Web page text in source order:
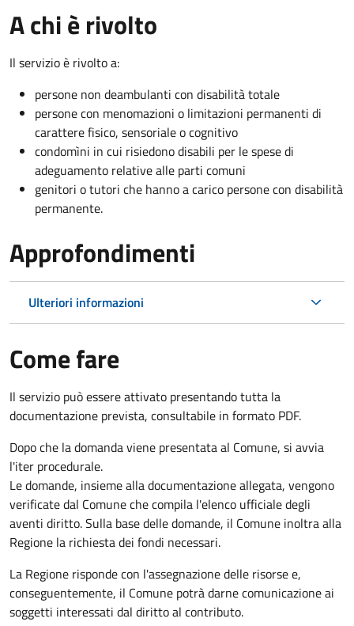
A chi è rivolto
Il servizio è rivolto a:
persone non deambulanti con disabilità totale
persone con menomazioni o limitazioni permanenti di
carattere fisico, sensoriale o cognitivo
condomìni in cui risiedono disabili per le spese di
adeguamento relative alle parti comuni
genitori o tutori che hanno a carico persone con disabilità
permanente.
Approfondimenti
Ulteriori informazioni
Come fare
Il servizio può essere attivato presentando tutta la
documentazione prevista, consultabile in formato PDF.
Dopo che la domanda viene presentata al Comune, si avvia
l'iter procedurale.
Le domande, insieme alla documentazione allegata, vengono
verificate dal Comune che compila l'elenco ufficiale degli
aventi diritto. Sulla base delle domande, il Comune inoltra alla
Regione la richiesta dei fondi necessari.
La Regione risponde con l'assegnazione delle risorse e,
conseguentemente, il Comune potrà darne comunicazione ai
soggetti interessati dal diritto al contributo.